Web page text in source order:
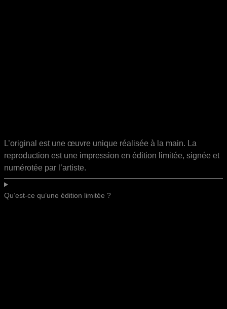
L’original est une œuvre unique réalisée à la main. La
reproduction est une impression en édition limitée, signée et
numérotée par l’artiste.
Qu’est-ce qu’une édition limitée ?